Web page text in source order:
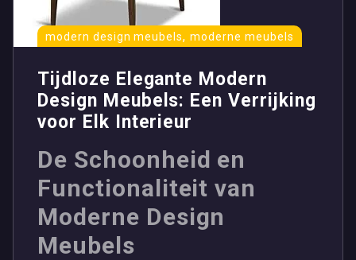
modern design meubels,moderne meubels
Tijdloze Elegante Modern
Design Meubels: Een Verrijking
voor Elk Interieur
De Schoonheid en
Functionaliteit van
Moderne Design
Meubels